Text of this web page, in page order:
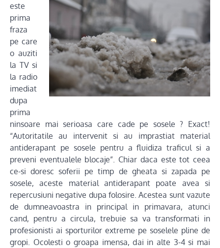
este
prima
fraza
pe care
o auziti
la TV si
la radio
imediat
dupa
prima
ninsoare mai serioasa care cade pe sosele ? Exact!
“Autoritatile au intervenit si au imprastiat material
antiderapant pe sosele pentru a fluidiza traficul si a
preveni eventualele blocaje”. Chiar daca este tot ceea
ce-si doresc soferii pe timp de gheata si zapada pe
sosele, aceste material antiderapant poate avea si
repercusiuni negative dupa folosire. Acestea sunt vazute
de dumneavoastra in principal in primavara, atunci
cand, pentru a circula, trebuie sa va transformati in
profesionisti ai sporturilor extreme pe soselele pline de
gropi. Ocolesti o groapa imensa, dai in alte 3-4 si mai